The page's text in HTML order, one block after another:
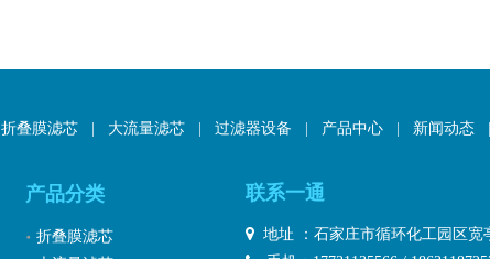
折叠膜滤芯 大流量滤芯 过滤器设备 产品中心 新闻动态
产品分类
折叠膜滤芯
联系一通
 地址 ：石家庄市循环化工园区宽